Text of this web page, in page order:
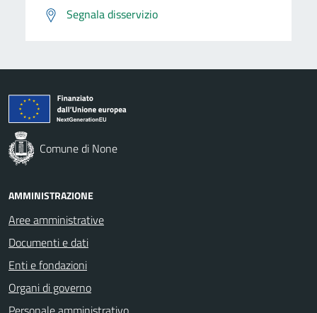
Segnala disservizio
Comune di None
AMMINISTRAZIONE
Aree amministrative
Documenti e dati
Enti e fondazioni
Organi di governo